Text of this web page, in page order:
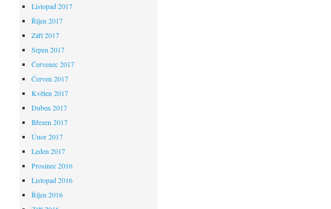
Listopad 2017
Říjen 2017
Září 2017
Srpen 2017
Červenec 2017
Červen 2017
Květen 2017
Duben 2017
Březen 2017
Únor 2017
Leden 2017
Prosinec 2016
Listopad 2016
Říjen 2016